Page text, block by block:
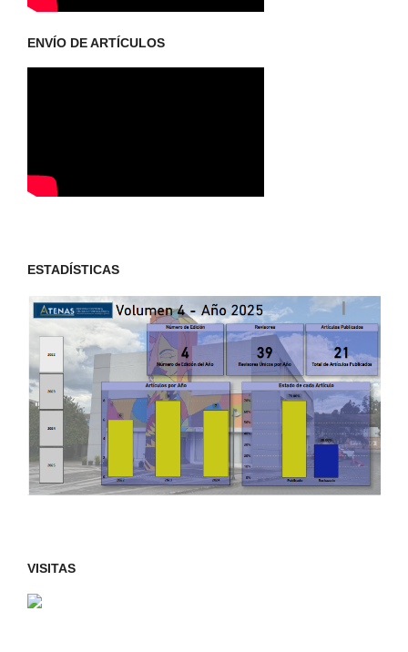
ENVÍO DE ARTÍCULOS
ESTADÍSTICAS
VISITAS